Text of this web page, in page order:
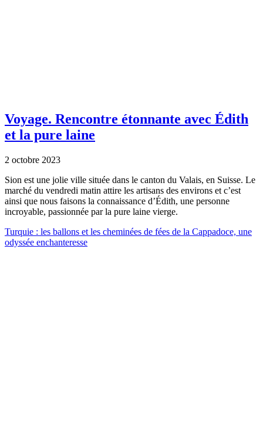
Voyage. Rencontre étonnante avec Édith
et la pure laine
2 octobre 2023
Sion est une jolie ville située dans le canton du Valais, en Suisse. Le
marché du vendredi matin attire les artisans des environs et c’est
ainsi que nous faisons la connaissance d’Édith, une personne
incroyable, passionnée par la pure laine vierge.
Turquie : les ballons et les cheminées de fées de la Cappadoce, une
odyssée enchanteresse